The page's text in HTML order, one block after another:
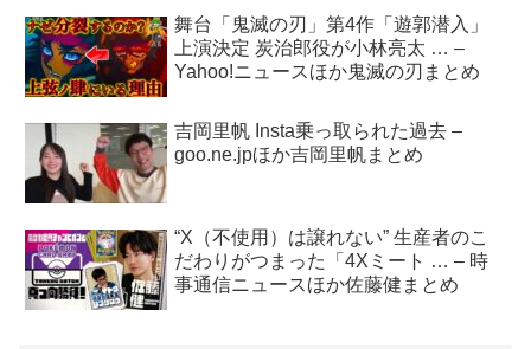
舞台「鬼滅の刃」第4作「遊郭潜入」
上演決定 炭治郎役が小林亮太 … –
Yahoo!ニュースほか鬼滅の刃まとめ
吉岡里帆 Insta乗っ取られた過去 –
goo.ne.jpほか吉岡里帆まとめ
“X（不使用）は譲れない” 生産者のこ
だわりがつまった「4Xミート … – 時
事通信ニュースほか佐藤健まとめ